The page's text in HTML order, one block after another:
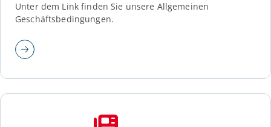
Unter dem Link finden Sie unsere Allgemeinen
Geschäftsbedingungen.